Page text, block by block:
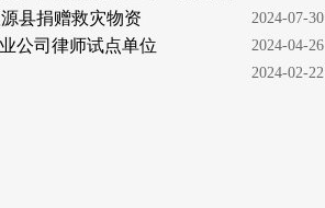
2024-07-30
县捐赠救灾物资
2024-04-26
公司律师试点单位
2024-02-22